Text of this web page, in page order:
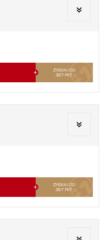
ZYSKAJ OD
387 PKT
ZYSKAJ OD
387 PKT